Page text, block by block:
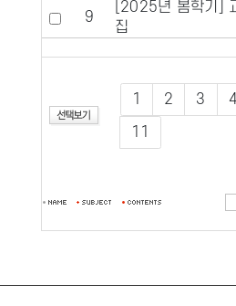
9
[2025년 봄학기]
집
1 2 3 4
11